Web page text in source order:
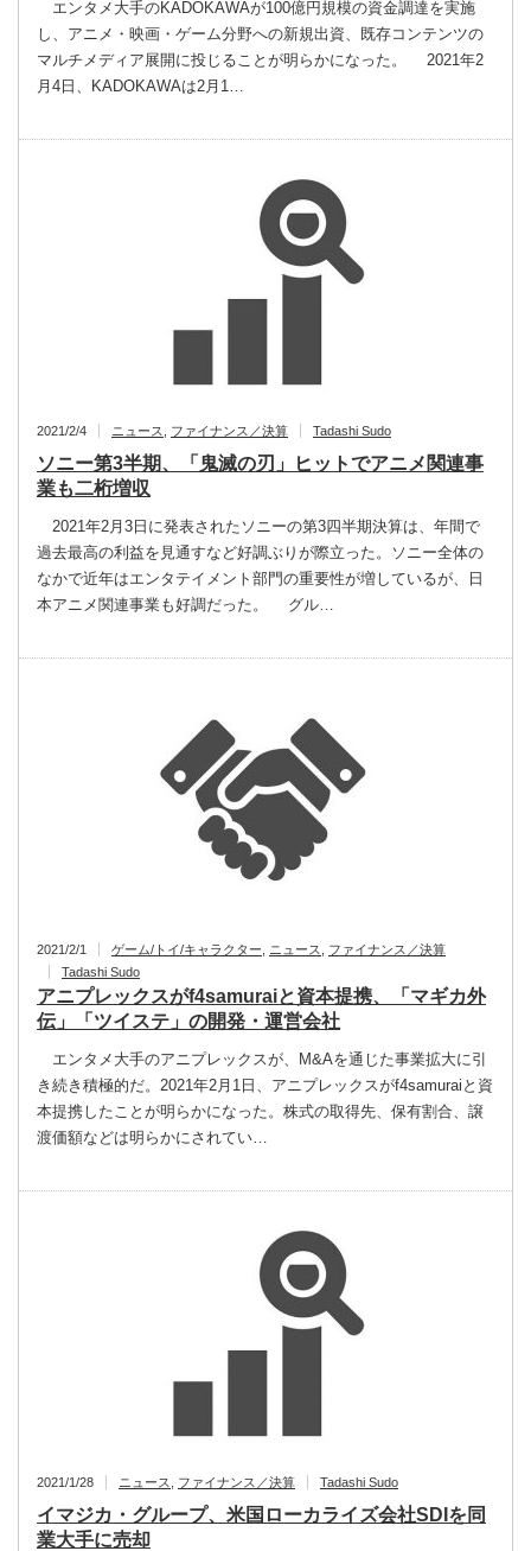
エンタメ大手のKADOKAWAが100億円規模の資金調達を実施
し、アニメ・映画・ゲーム分野への新規出資、既存コンテンツの
マルチメディア展開に投じることが明らかになった。 2021年2
月4日、KADOKAWAは2月1…
2021/2/4 ニュース ファイナンス／決算 Tadashi Sudo
ソニー第3半期、「鬼滅の刃」ヒットでアニメ関連事
業も二桁増収
2021年2月3日に発表されたソニーの第3四半期決算は、年間で
過去最高の利益を見通すなど好調ぶりが際立った。ソニー全体の
なかで近年はエンタテイメント部門の重要性が増しているが、日
本アニメ関連事業も好調だった。 グル…
2021/2/1 ゲーム/トイ/キャラクター ニュース
ファイナンス／決算
Tadashi Sudo
アニプレックスがf4samuraiと資本提携、「マギカ外
伝」「ツイステ」の開発・運営会社
エンタメ大手のアニプレックスが、M&Aを通じた事業拡大に引
き続き積極的だ。2021年2月1日、アニプレックスがf4samuraiと資
本提携したことが明らかになった。株式の取得先、保有割合、譲
渡価額などは明らかにされてい…
2021/1/28 ニュース ファイナンス／決算 Tadashi Sudo
イマジカ・グループ、米国ローカライズ会社SDIを同
業大手に売却